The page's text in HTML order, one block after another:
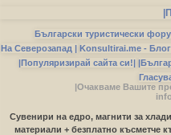
Български туристически
На Северозапад | Konsultirai.me -
|Популяризирай сайта си!|
|Очакваме Вашите
Сувенири на едро, магнити за
материали + безплатно късметче